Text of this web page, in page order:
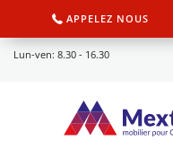
APPELEZ NOUS
Lun-ven: 8.30 - 16.30